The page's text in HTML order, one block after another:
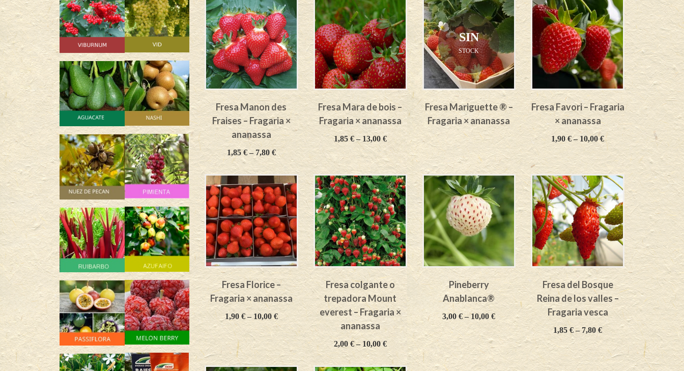
Fresa Manon des
Fraises – Fragaria ×
ananassa
1,85€– 7,80 €
Fresa Mara de bois –
Fragaria × ananassa
1,85€–13,00€
SIN
STOCK
Fresa Mariguette ® –
Fragaria × ananassa
Fresa Favori – Fragaria
× ananassa
1,90€–10,00€
Fresa Florice –
Fragaria × ananassa
1,90 €–10,00 €
Fresa colgante o
trepadora Mount
everest – Fragaria ×
ananassa
2,00 €– 10,00€
Pineberry
Anablanca®
3,00€–10,00€
Fresa del Bosque
Reina de los valles –
Fragaria vesca
1,85€ –7,80€